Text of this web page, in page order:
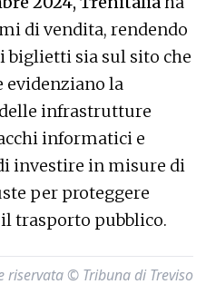
di vendita, rendendo
biglietti sia sul sito che
evidenziano la
infrastrutture
informatici e
investire in misure di
per proteggere
trasporto pubblico.
riservata © Tribuna di Treviso